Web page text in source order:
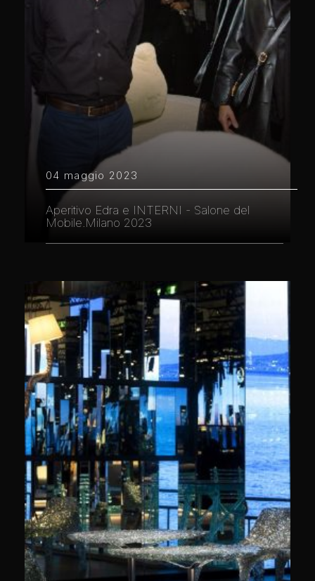
04 maggio 2023
Aperitivo Edra e INTERNI - Salone del
Mobile.Milano 2023